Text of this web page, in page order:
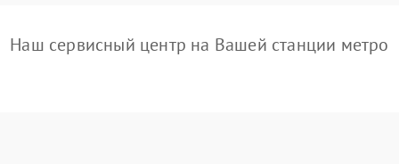
Наш сервисный центр на Вашей станции метро